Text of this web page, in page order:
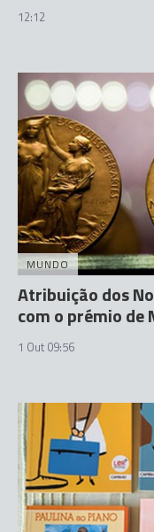
12:12
MUNDO
Atribuição dos
com o prémio de
1 Out 09:56